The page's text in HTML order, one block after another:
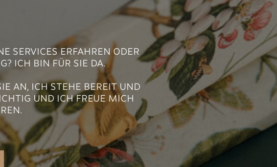
SERVICES ERFAHREN ODER
ICH BIN FÜR SIE DA.
AN, ICH STEHE BEREIT UND
UND ICH FREUE MICH